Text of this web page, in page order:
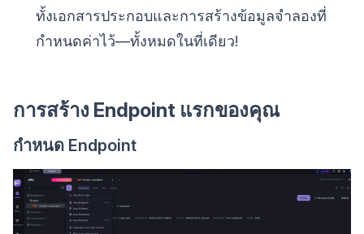
ทั้งเอกสารประกอบและการสร้างข้อมูลจำลองที่
กำหนดค่าไว้—ทั้งหมดในที่เดียว!
การสร้าง Endpoint แรกของคุณ
กำหนด Endpoint